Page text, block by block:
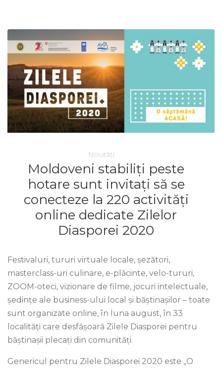
Noutăți
Moldoveni stabiliți peste
hotare sunt invitați să se
conecteze la 220 activități
online dedicate Zilelor
Diasporei 2020
Festivaluri, tururi virtuale locale, șezători,
masterclass-uri culinare, e-plăcinte, velo-tururi,
ZOOM-oteci, vizionare de filme, jocuri intelectuale,
ședințe ale business-ului local și băștinașilor – toate
sunt organizate online, în luna august, în 33
localități care desfășoară Zilele Diasporei pentru
băștinașii plecați din comunități.
Genericul pentru Zilele Diasporei 2020 este „O